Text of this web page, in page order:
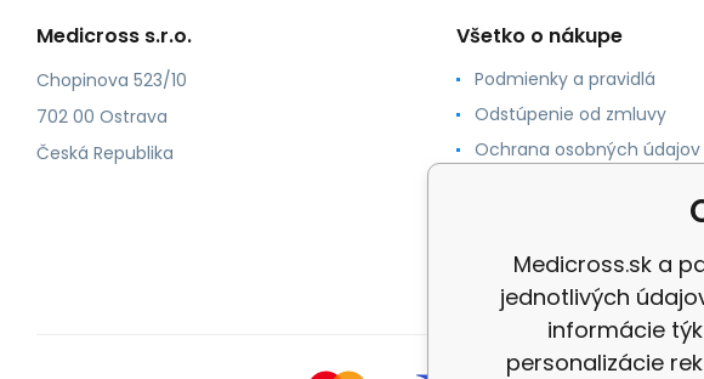
Medicross s.r.o.
Chopinova 523/10
702 00 Ostrava
Česká Republika
Všetko o nákupe
Podmienky a pravidlá
Odstúpenie od zmluvy
Ochrana osobných údajov
Kontaktné údaje
Medicross.sk a
jednotlivých
informácie
personalizácie